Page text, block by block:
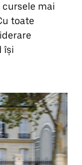
mai
toate
își